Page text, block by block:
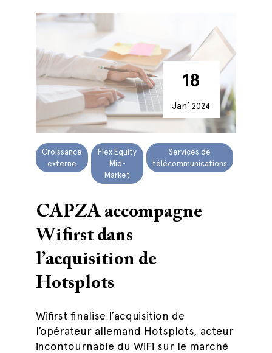
18
Jan’ 2024
Croissance
externe
Flex Equity
Mid-
Market
Services de
télécommunications
CAPZA accompagne
Wifirst dans
l’acquisition de
Hotsplots
Wifirst finalise l’acquisition de
l’opérateur allemand Hotsplots, acteur
incontournable du WiFi sur le marché